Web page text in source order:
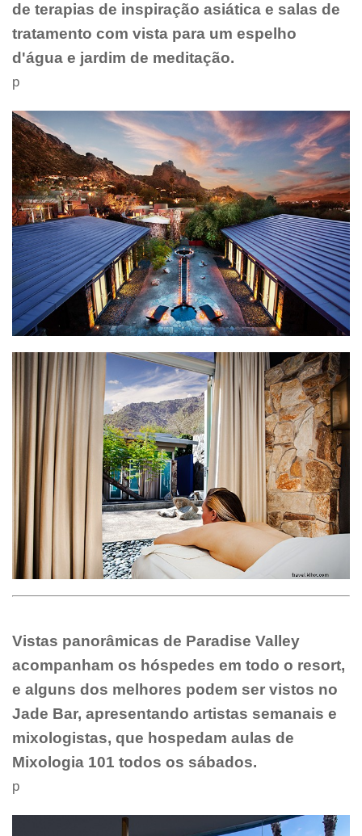
de terapias de inspiração asiática e salas de
tratamento com vista para um espelho
d'água e jardim de meditação.
p
Vistas panorâmicas de Paradise Valley
acompanham os hóspedes em todo o resort,
e alguns dos melhores podem ser vistos no
Jade Bar, apresentando artistas semanais e
mixologistas, que hospedam aulas de
Mixologia 101 todos os sábados.
p